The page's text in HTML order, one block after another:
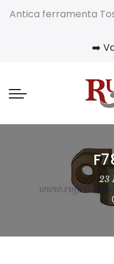
Antica ferramenta
➡️
23